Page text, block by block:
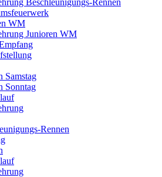
Beschleunigungs-Rennen
WM
Junioren WM
Samstag
Sonntag
Rennen